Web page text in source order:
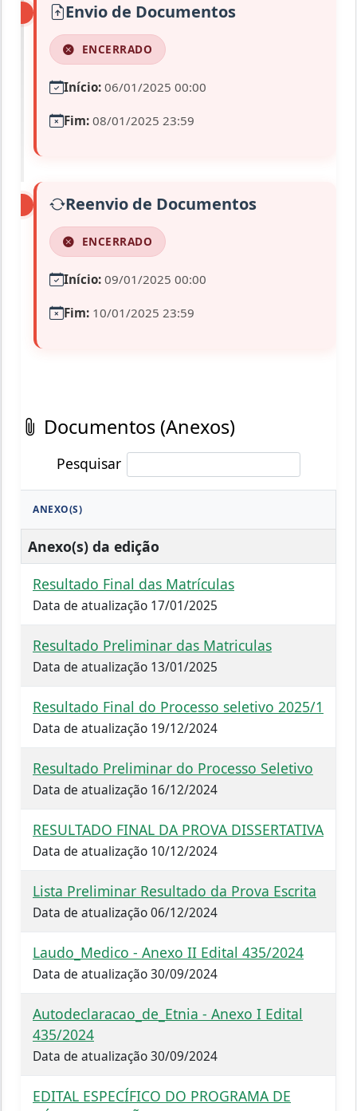
Envio de Documentos
ENCERRADO
Início: 06/01/2025 00:00
Fim: 08/01/2025 23:59
Reenvio de Documentos
ENCERRADO
Início: 09/01/2025 00:00
Fim: 10/01/2025 23:59
Documentos (Anexos)
Pesquisar
ANEXO(S)
Anexo(s) da edição
Resultado Final das Matrículas
Data de atualização 17/01/2025
Resultado Preliminar das Matriculas
Data de atualização 13/01/2025
Resultado Final do Processo seletivo 2025/1
Data de atualização 19/12/2024
Resultado Preliminar do Processo Seletivo
Data de atualização 16/12/2024
RESULTADO FINAL DA PROVA DISSERTATIVA
Data de atualização 10/12/2024
Lista Preliminar Resultado da Prova Escrita
Data de atualização 06/12/2024
Laudo_Medico - Anexo II Edital 435/2024
Data de atualização 30/09/2024
Autodeclaracao_de_Etnia - Anexo I Edital
435/2024
Data de atualização 30/09/2024
EDITAL ESPECÍFICO DO PROGRAMA DE